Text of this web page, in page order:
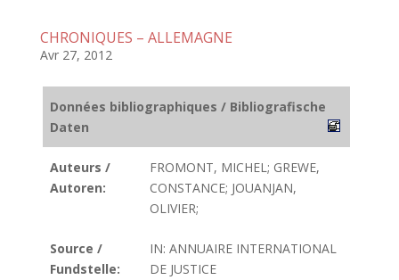
CHRONIQUES – ALLEMAGNE
Avr 27, 2012
Données bibliographiques / Bibliografische
Daten
Auteurs /
Autoren:
FROMONT, MICHEL; GREWE,
CONSTANCE; JOUANJAN,
OLIVIER;
Source /
Fundstelle:
IN: ANNUAIRE INTERNATIONAL
DE JUSTICE